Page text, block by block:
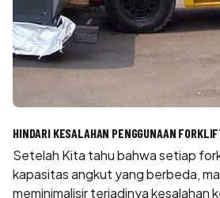
HINDARI KESALAHAN PENGGUNAAN
Setelah Kita tahu bahwa setiap
kapasitas angkut yang berbeda,
meminimalisir terjadinya kesalahan